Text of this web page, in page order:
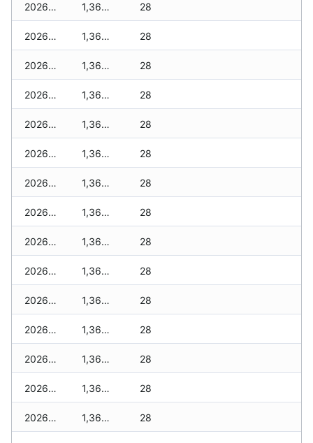
2026-05-27 1,360 zł 28
2026-05-26 1,360 zł 28
2026-05-25 1,360 zł 28
2026-05-24 1,360 zł 28
2026-05-23 1,360 zł 28
2026-05-22 1,360 zł 28
2026-05-21 1,360 zł 28
2026-05-20 1,360 zł 28
2026-05-19 1,360 zł 28
2026-05-18 1,360 zł 28
2026-05-17 1,360 zł 28
2026-05-16 1,360 zł 28
2026-05-15 1,360 zł 28
2026-05-14 1,360 zł 28
2026-05-13 1,360 zł 28